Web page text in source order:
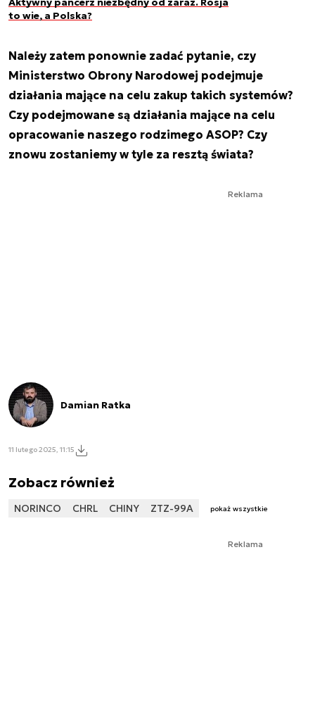
to wie, a Polska?
Należy zatem ponownie zadać pytanie, czy
Ministerstwo Obrony Narodowej podejmuje
działania mające na celu zakup takich systemów?
Czy podejmowane są działania mające na celu
opracowanie naszego rodzimego ASOP? Czy
znowu zostaniemy w tyle za resztą świata?
Reklama
Damian Ratka
11 lutego 2025, 11:15
Zobacz również
NORINCO CHRL CHINY ZTZ-99A pokaż wszystkie
Reklama